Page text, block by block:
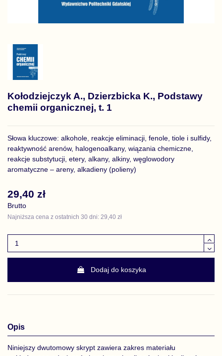
Kołodziejczyk A., Dzierzbicka K., Podstawy
chemii organicznej, t. 1
Słowa kluczowe: alkohole, reakcje eliminacji, fenole, tiole i sulfidy,
reaktywność arenów, halogenoalkany, wiązania chemiczne,
reakcje substytucji, etery, alkany, alkiny, węglowodory
aromatyczne – areny, alkadieny (polieny)
29,40 zł
Brutto
Najniższa cena z ostatnich 30 dni: 29,40 zł
Dodaj do koszyka
Opis
Niniejszy dwutomowy skrypt zawiera zakres materiału